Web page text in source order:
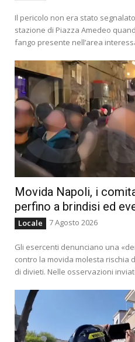
Il pericolo non era stato
stazione di Piazza Amedeo
fango presente nell’area
Movida Napoli, i
perfino a brindisi ed
Locale 7 Agosto 2026
Gli esercenti denunciano una
contro la movida molesta rischia
di divieti. Nelle osservazioni